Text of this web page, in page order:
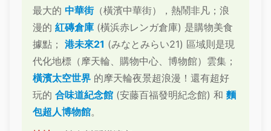
最大的 中華街（橫濱中華街），熱鬧非凡；浪
漫的 紅磚倉庫 (橫浜赤レンガ倉庫) 是購物美食
據點； 港未來21 (みなとみらい21) 區域則是現
代化地標（摩天輪、購物中心、博物館）雲集；
橫濱太空世界 的摩天輪夜景超浪漫！還有超好
玩的 合味道紀念館 (安藤百福發明紀念館) 和 麵
包超人博物館。